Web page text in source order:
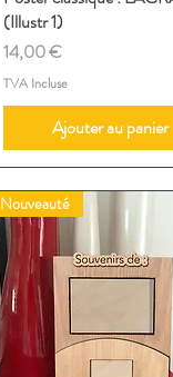
(Illustr 1)
Prix
14,00 €
TVA Incluse
Ajouter au panier
Nouveauté